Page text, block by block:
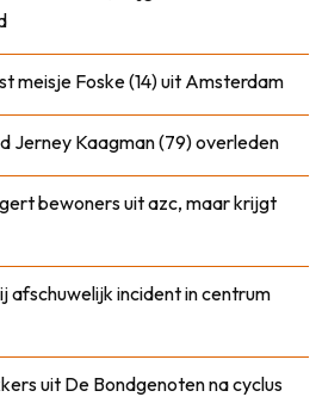
meisje Foske (14) uit Amsterdam
Jerney Kaagman (79) overleden
bewoners uit azc, maar krijgt
afschuwelijk incident in centrum
uit De Bondgenoten na cyclus